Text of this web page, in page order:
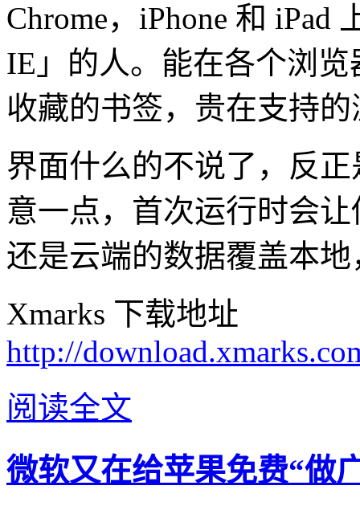
Chrome，iPhone 和 iPad
IE」的人。能在各个浏
收藏的书签，贵在支持
界面什么的不说了，反
意一点，首次运行时会
还是云端的数据覆盖本
Xmarks 下载地址
http://
阅读全文
微软又在给苹果免费“做